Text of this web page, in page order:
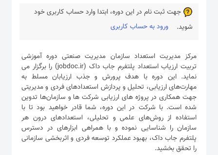
جهت ثبت نام در این دوره، ابتدا وارد حساب کاربری خود
شوید.
ورود به حساب کاربری
مرکز مدیریت استعداد سازمان مدیریت صنعتی دوره آموزشی
تربیت ارزیاب استعداد پلتفرم جاب داک (jobdoc.ir) را برگزار می
نماید. این دوره با هدف پرورش و جذب ارزیابان مسلط به
مهارت‌های ارزیابی، تحلیل و پردازش استعدادهای فردی و مدیریتی
جهت همکاری در پروژه های ارزیابی شرکت ها و سازمان‌ها تدوین
شده است. با شرکت در این دوره، شما قادر خواهید بود تا با
استفاده از روش‌های علمی و تحلیلی، استعدادهای درون هر
سازمان را شناسایی نموده و با همراهی ابزارهای در دسترس
پلتفرم جاب داک، بهبود عملکرد توسعه فردی و اثربخشی سازمانی
را تحقق بخشید.